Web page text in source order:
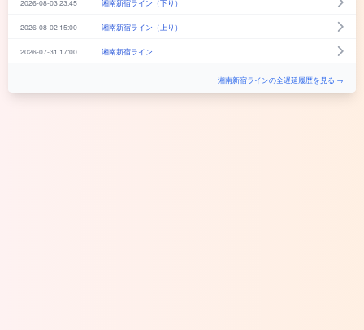
2026-08-03 23:45 湘南新宿ライン（下り）
2026-08-02 15:00 湘南新宿ライン（上り）
2026-07-31 17:00 湘南新宿ライン
湘南新宿ラインの全遅延履歴を見る →